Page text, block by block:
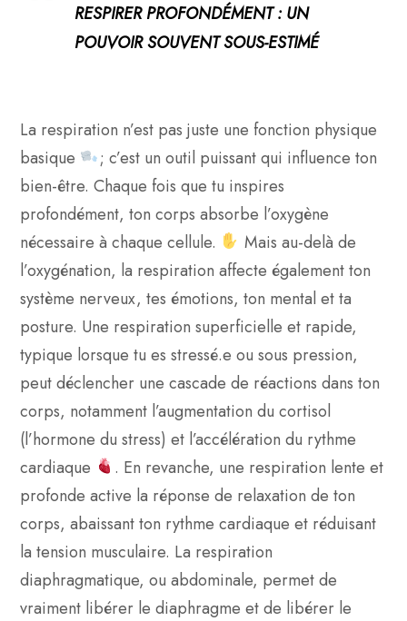
RESPIRER PROFONDÉMENT : UN
POUVOIR SOUVENT SOUS-ESTIMÉ
La respiration n’est pas juste une fonction physique
basique
; c’est un outil puissant qui influence ton
bien-être. Chaque fois que tu inspires
profondément, ton corps absorbe l’oxygène
nécessaire à chaque cellule.
Mais au-delà de
l’oxygénation, la respiration affecte également ton
système nerveux, tes émotions, ton mental et ta
posture. Une respiration superficielle et rapide,
typique lorsque tu es stressé.e ou sous pression,
peut déclencher une cascade de réactions dans ton
corps, notamment l’augmentation du cortisol
(l’hormone du stress) et l’accélération du rythme
cardiaque
. En revanche, une respiration lente et
profonde active la réponse de relaxation de ton
corps, abaissant ton rythme cardiaque et réduisant
la tension musculaire. La respiration
diaphragmatique, ou abdominale, permet de
vraiment libérer le diaphragme et de libérer le